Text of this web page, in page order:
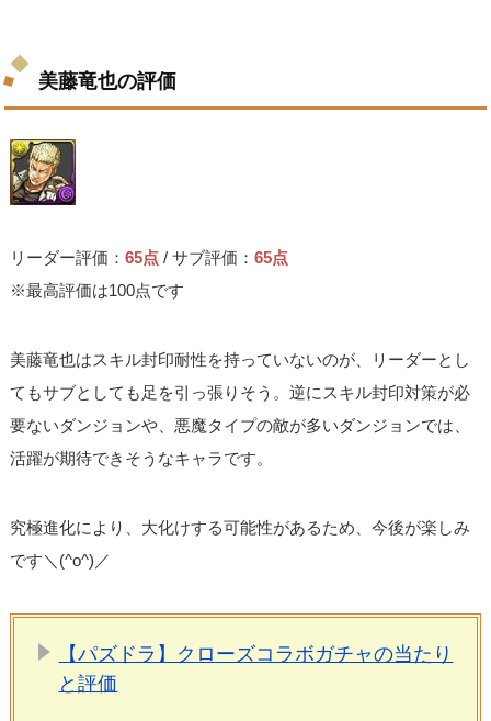
美藤竜也の評価
リーダー評価：65点 / サブ評価：65点
※最高評価は100点です
美藤竜也はスキル封印耐性を持っていないのが、リーダーとし
てもサブとしても足を引っ張りそう。逆にスキル封印対策が必
要ないダンジョンや、悪魔タイプの敵が多いダンジョンでは、
活躍が期待できそうなキャラです。
究極進化により、大化けする可能性があるため、今後が楽しみ
です＼(^o^)／
【パズドラ】クローズコラボガチャの当たり
と評価